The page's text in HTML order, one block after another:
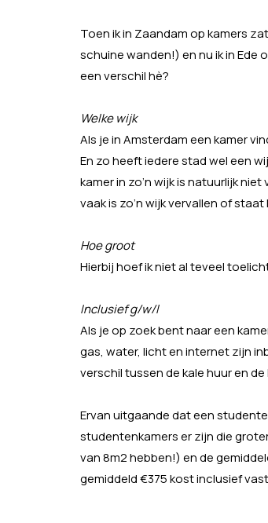
Toen ik in Zaandam op kamers
schuine wanden!) en nu ik in Ede
een verschil hè?
Welke wijk
Als je in Amsterdam een kamer
En zo heeft iedere stad wel een
kamer in zo’n wijk is natuurlijk
vaak is zo’n wijk vervallen of
Hoe groot
Hierbij hoef ik niet al teveel
Inclusief g/w/l
Als je op zoek bent naar een
gas, water, licht en internet zijn
verschil tussen de kale huur en
Ervan uitgaande dat een
studentenkamers er zijn die
van 8m2 hebben!) en de
gemiddeld €375 kost inclusief